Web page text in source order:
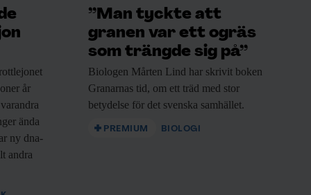
år
ända
ny dna-
andra
”Man tyckte att
granen var ett ogräs
som trängde sig på”
Biologen Mårten Lind har skrivit boken
Granarnas tid, om ett träd med stor
betydelse för det svenska samhället.
PREMIUM BIOLOGI